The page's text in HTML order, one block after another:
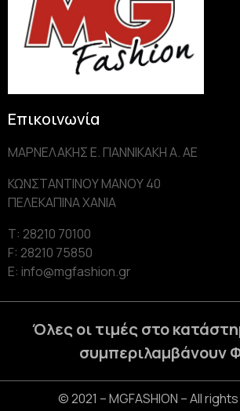
Επικοινωνία
ΜΑΡΝΕΛΑΚΗΣ Ε. ΓΙΑΝΝΙΚΑΚΗ Α. AE
ΚΩΝΣΤΑΝΤΙΝΟΥ ΜΑΝΟΥ 40
ΠΕΛΕΚΑΠΙΝΑ ΧΑΝΙΑ
Τ: 28210 70100
F: 28210 75850
Ε: info@mgfashion.gr
Όλες οι τιμές στο
συμπεριλαμβάνουν
© 2021 – MGFASHION – All